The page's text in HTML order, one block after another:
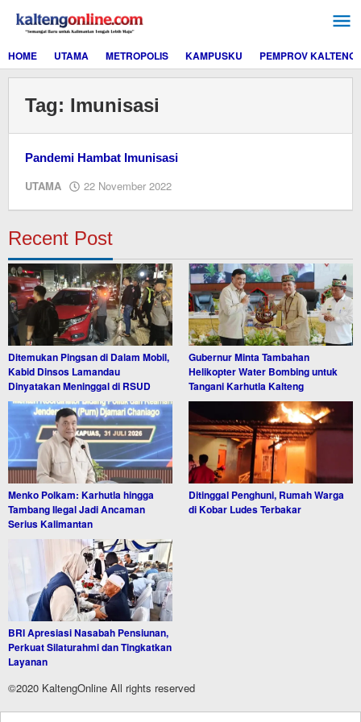
konten
HOME
UTAMA METROPOLIS KAMPUSKU PEMPROV KALTENG
Tag: Imunisasi
Pandemi Hambat Imunisasi
UTAMA 22 November 2022
Recent Post
Ditemukan Pingsan di Dalam Mobil,
Kabid Dinsos Lamandau
Dinyatakan Meninggal di RSUD
Gubernur Minta Tambahan
Helikopter Water Bombing untuk
Tangani Karhutla Kalteng
Menko Polkam: Karhutla hingga
Tambang Ilegal Jadi Ancaman
Serius Kalimantan
Ditinggal Penghuni, Rumah Warga
di Kobar Ludes Terbakar
BRI Apresiasi Nasabah Pensiunan,
Perkuat Silaturahmi dan Tingkatkan
Layanan
©2020 KaltengOnline All rights reserved